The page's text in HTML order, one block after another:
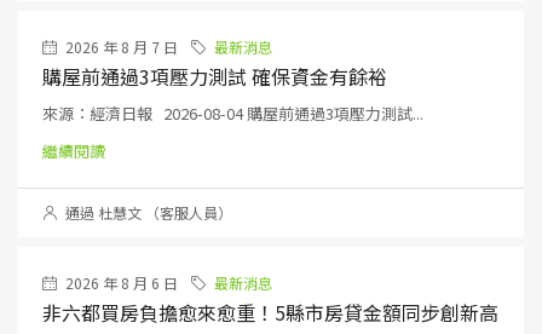
2026 年 8 月 7 日 最新消息
購屋前通過3項壓力測試 確保資金有餘裕
來源：經濟日報 2026-08-04 購屋前通過3項壓力測試...
繼續閱讀
通過 杜慧文 （客服人員）
2026 年 8 月 6 日 最新消息
非六都買房負擔愈來愈重！5縣市房貸金額同步創新高